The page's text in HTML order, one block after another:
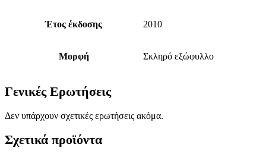
Έτος έκδοσης 2010
Μορφή Σκληρό εξώφυλλο
Γενικές Ερωτήσεις
Δεν υπάρχουν σχετικές ερωτήσεις ακόμα.
Σχετικά προϊόντα